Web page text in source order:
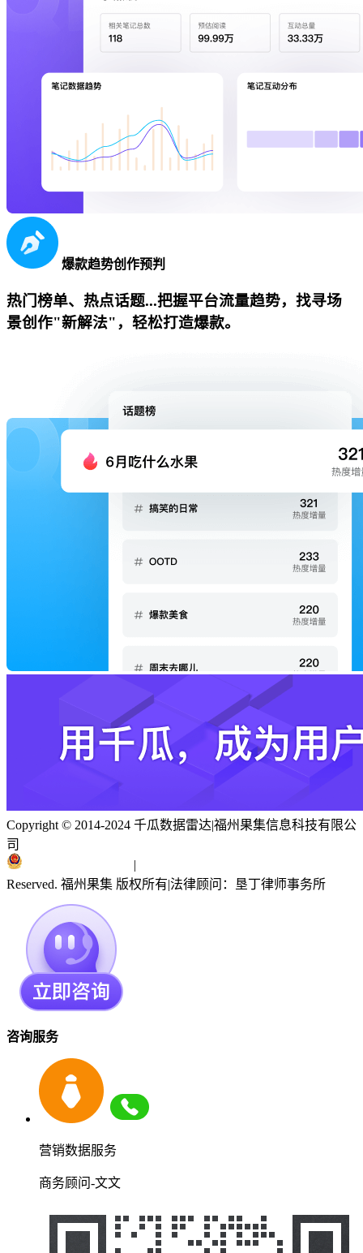
爆款趋势创作预判
热门榜单、热点话题...把握平台流量趋势，找寻场
景创作"新解法"，轻松打造爆款。
Copyright © 2014-2024 千瓜数据雷达|福州果集信息科技有限公
司
|
Reserved. 福州果集 版权所有|法律顾问：垦丁律师事务所
咨询服务
营销数据服务
商务顾问-文文